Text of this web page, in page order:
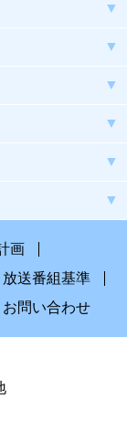
画
放送番組基準
お問い合わせ